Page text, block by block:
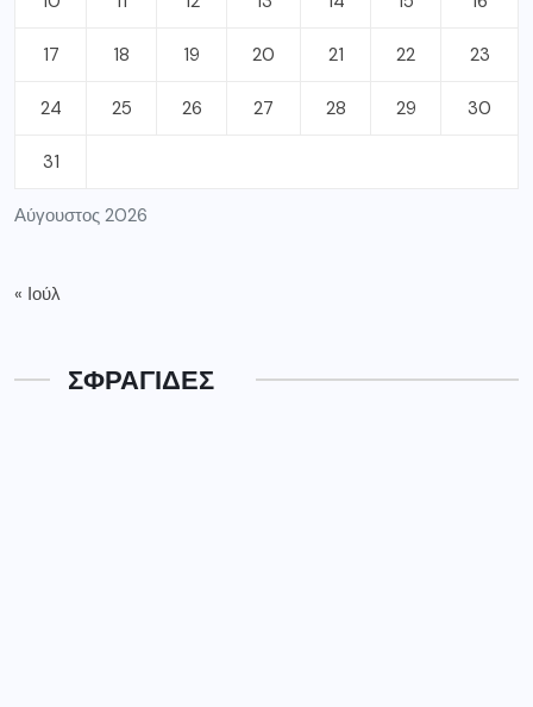
Αύγουστος 2026
17 18 19 20 21 22 23
24 25 26 27 28 29 30
31
« Ιούλ
ΣΦΡΑΓΙΔΕΣ